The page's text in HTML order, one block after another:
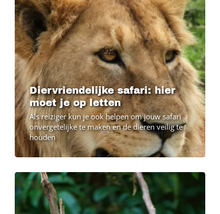
Diervriendelijke safari: hier
moet je op letten
Als reiziger kun je ook helpen om jouw safari
onvergetelijke te maken en de dieren veilig te
houden